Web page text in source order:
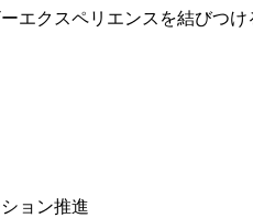
エクスペリエンスを結びつ
ョン推進